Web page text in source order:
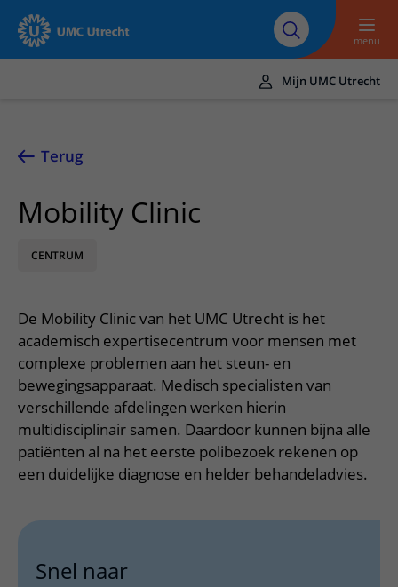
Naar hoofdinhoud
Over UMC
Utrecht
Research
Werken bij het UMC
Utrecht
menu
Zorg en behandeling
Verpleegafdelingen
Onze zorgverleners
Onderzoeken en diagnostiek
Het Wilhelmina Kinderziekenhuis
Bezoek aan de polikliniek
Opname in het ziekenhuis
Voorbereiding op uw afspraak
Bloedprikken
Wachttijden
Bezoektijden
Mijn UMC Utrecht patiëntportaal
Op bezoek in het UMC Utrecht
Apotheek
Winkels en restaurants
Faciliteiten en voorzieningen
Bezoekregels
Kwaliteit en veiligheid
Contact en route
Contactgegevens
Route naar het ziekenhuis
Parkeren
Wegwijs in het ziekenhuis
Het Wilhelmina Kinderziekenhuis
Verwijzers
Patiënt verwijzen
Teleconsult aanvragen
Diagnostiek aanvragen
Zorgverlenersportaal
Meer UMC Utrecht
Over UMC Utrecht
Research
Werken bij het UMC Utrecht
Mijn UMC Utrecht
Terug
Mobility Clinic
CENTRUM
De Mobility Clinic van het UMC Utrecht is het
academisch expertisecentrum voor mensen met
complexe problemen aan het steun- en
bewegingsapparaat. Medisch specialisten van
verschillende afdelingen werken hierin
multidisciplinair samen. Daardoor kunnen bijna alle
patiënten al na het eerste polibezoek rekenen op
een duidelijke diagnose en helder behandeladvies.
Snel naar